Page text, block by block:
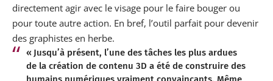
directement agir avec le visage pour le faire bouger ou
pour toute autre action. En bref, l’outil parfait pour devenir
des graphistes en herbe.
« Jusqu’à présent, l’une des tâches les plus ardues
de la création de contenu 3D a été de construire des